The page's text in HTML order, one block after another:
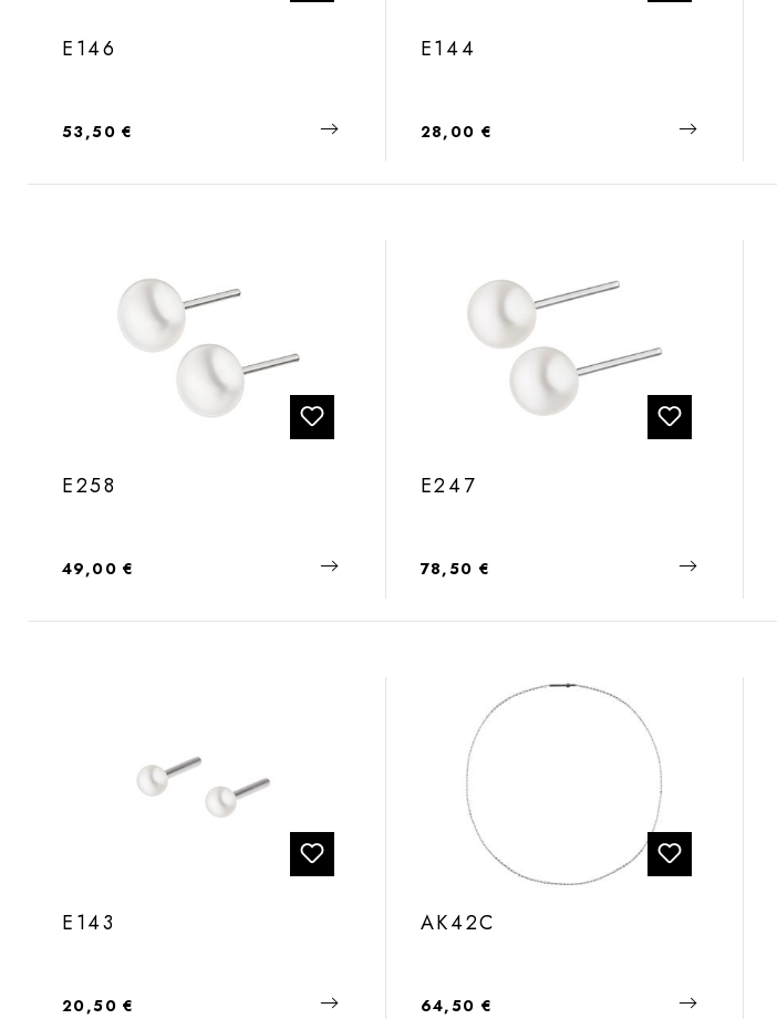
E146
Regulärer Preis:
53,50 €
E144
Regulärer Preis:
28,00 €
E258
Regulärer Preis:
49,00 €
E247
Regulärer Preis:
78,50 €
E143
Regulärer Preis:
20,50 €
AK42C
Regulärer Preis:
64,50 €